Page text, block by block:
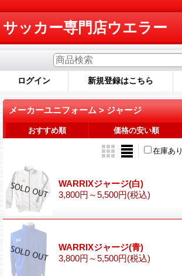
サッカー専門店ウエラー
ログイン 新規登録はこちら
メーカーユニフォーム > ジャージ
おすすめ順 価格の安い順
在庫あり
WARRIXジャージ(白)
3,800円～5,500円(税込)
WARRIXジャージ(青)
3,800円～5,500円(税込)